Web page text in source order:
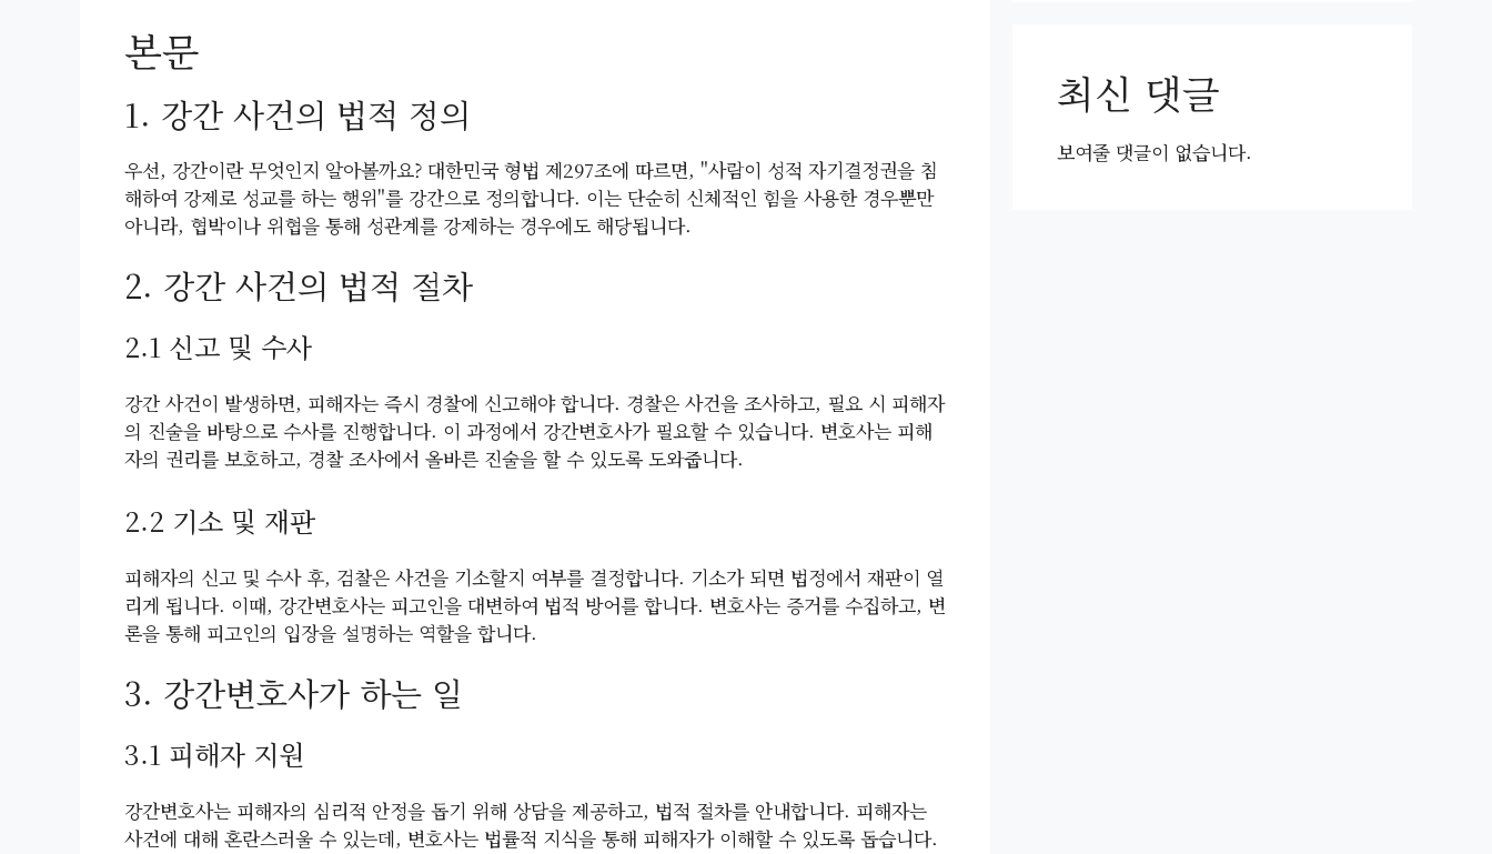
본문
1. 강간 사건의 법적 정의
우선, 강간이란 무엇인지 알아볼까요? 대한민국 형법 제297조에 따르면, "사람이 성적 자기결정권을 침
해하여 강제로 성교를 하는 행위"를 강간으로 정의합니다. 이는 단순히 신체적인 힘을 사용한 경우뿐만
아니라, 협박이나 위협을 통해 성관계를 강제하는 경우에도 해당됩니다.
2. 강간 사건의 법적 절차
2.1 신고 및 수사
강간 사건이 발생하면, 피해자는 즉시 경찰에 신고해야 합니다. 경찰은 사건을 조사하고, 필요 시 피해자
의 진술을 바탕으로 수사를 진행합니다. 이 과정에서 강간변호사가 필요할 수 있습니다. 변호사는 피해
자의 권리를 보호하고, 경찰 조사에서 올바른 진술을 할 수 있도록 도와줍니다.
2.2 기소 및 재판
피해자의 신고 및 수사 후, 검찰은 사건을 기소할지 여부를 결정합니다. 기소가 되면 법정에서 재판이 열
리게 됩니다. 이때, 강간변호사는 피고인을 대변하여 법적 방어를 합니다. 변호사는 증거를 수집하고, 변
론을 통해 피고인의 입장을 설명하는 역할을 합니다.
3. 강간변호사가 하는 일
3.1 피해자 지원
강간변호사는 피해자의 심리적 안정을 돕기 위해 상담을 제공하고, 법적 절차를 안내합니다. 피해자는
사건에 대해 혼란스러울 수 있는데, 변호사는 법률적 지식을 통해 피해자가 이해할 수 있도록 돕습니다.
최신 댓글
보여줄 댓글이 없습니다.